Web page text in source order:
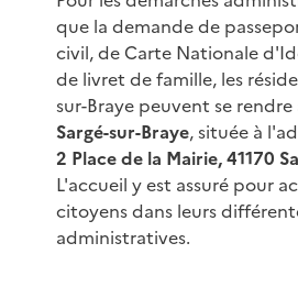
que la demande de
civil, de Carte Nationale
de livret de famille, les
sur-Braye peuvent se rendre
Sargé-sur-Braye, située à
2 Place de la Mairie, 41170
L'accueil y est assuré pour
citoyens dans leurs
administratives.